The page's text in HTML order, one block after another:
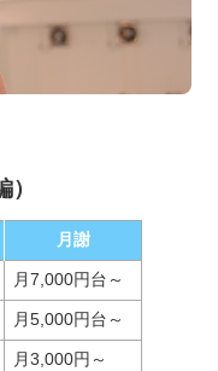
月謝
月7,000円台～
月5,000円台～
月3,000円～